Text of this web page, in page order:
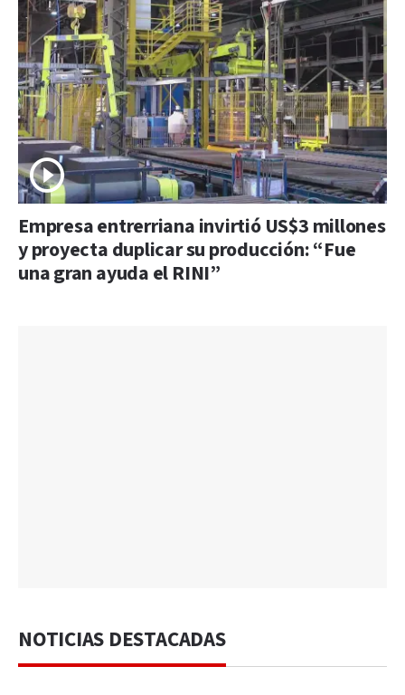
Empresa entrerriana invirtió US$3 millones
y proyecta duplicar su producción: “Fue
una gran ayuda el RINI”
NOTICIAS DESTACADAS